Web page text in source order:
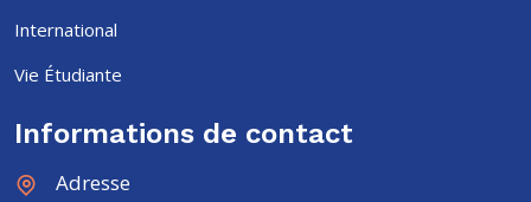
International
Vie Étudiante
Informations de contact
Adresse